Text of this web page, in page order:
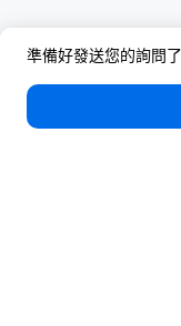
準備好發送您的詢問了